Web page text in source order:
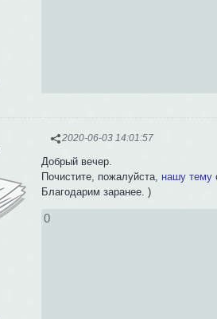
2020-06-03 14:01:57
Добрый вечер.
Почистите, пожалуйста, нашу тему
Благодарим заранее. )
0